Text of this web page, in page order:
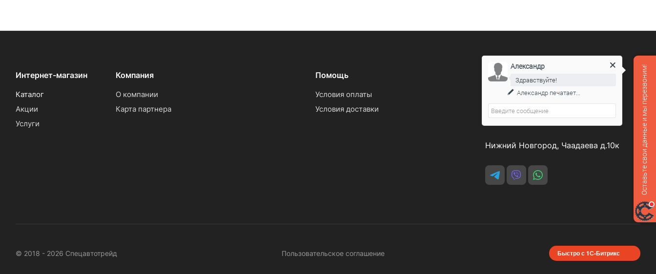
Интернет-магазин
Каталог
Акции
Услуги
Компания
О компании
Карта партнера
Помощь
Условия оплаты
Условия доставки
Контакты
8 800 551-07-64
podarovdr@specautotrade.pro
Нижний Новгород, Чаадаева д.10к
© 2018 - 2026 Спецавтотрейд Пользовательское соглашение Быстро с 1С-Битрикс
Оставьте свои данные и мы перезвоним!
Александр
Здравствуйте!
Александр печатает...